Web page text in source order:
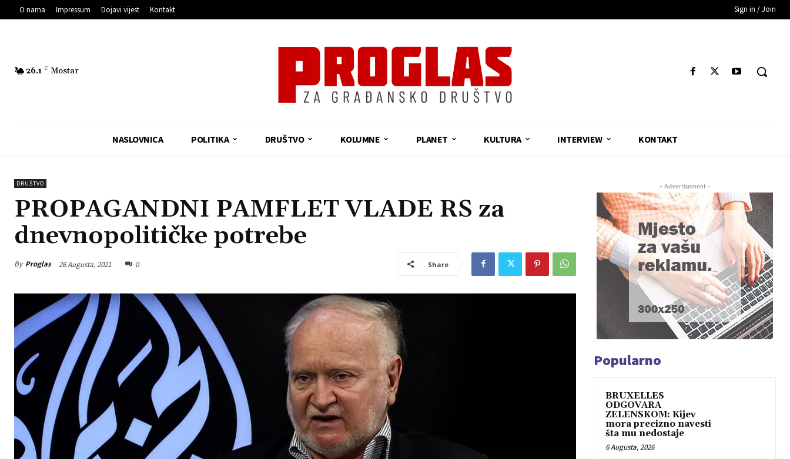
O nama Impressum Dojavi vijest Kontakt Sign in / Join
26.1 C Mostar
NASLOVNICA POLITIKA DRUŠTVO KOLUMNE PLANET KULTURA INTERVIEW KONTAKT
DRUŠTVO
PROPAGANDNI PAMFLET VLADE RS za
dnevnopolitičke potrebe
By Proglas 26 Augusta, 2021 0 Share
- Advertisement -
Popularno
BRUXELLES
ODGOVARA
ZELENSKOM: Kijev
mora precizno navesti
šta mu nedostaje
6 Augusta, 2026